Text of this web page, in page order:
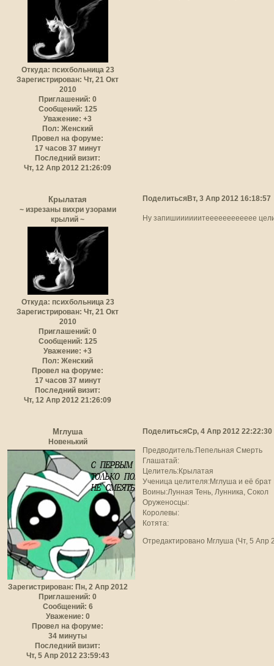
Откуда: психбольница 23
Зарегистрирован: Чт, 21 Окт
2010
Приглашений: 0
Сообщений: 125
Уважение: +3
Пол: Женский
Провел на форуме:
17 часов 37 минут
Последний визит:
Чт, 12 Апр 2012 21:26:09
Поделиться Вт, 3 Апр 2012 16:18:57
Крылатая
~ изрезаны вихри узорами
крылий ~
Откуда: психбольница 23
Зарегистрирован: Чт, 21 Окт
2010
Приглашений: 0
Сообщений: 125
Уважение: +3
Пол: Женский
Провел на форуме:
17 часов 37 минут
Последний визит:
Чт, 12 Апр 2012 21:26:09
Ну запишиииииитееееееееееее
ПоделитьсяСр, 4 Апр 2012 22:22:30
Мглуша
Новенький
Зарегистрирован: Пн, 2 Апр 2012
Приглашений: 0
Сообщений: 6
Уважение: 0
Провел на форуме:
34 минуты
Последний визит:
Чт, 5 Апр 2012 23:59:43
Предводитель:Пепельная Смерть
Глашатай:
Целитель:Крылатая
Ученица целителя:Мглуша и её брат
Воины:Лунная Тень, Лунника, Сокол
Оруженосцы:
Королевы:
Котята:
Отредактировано Мглуша (Чт, 5 Апр